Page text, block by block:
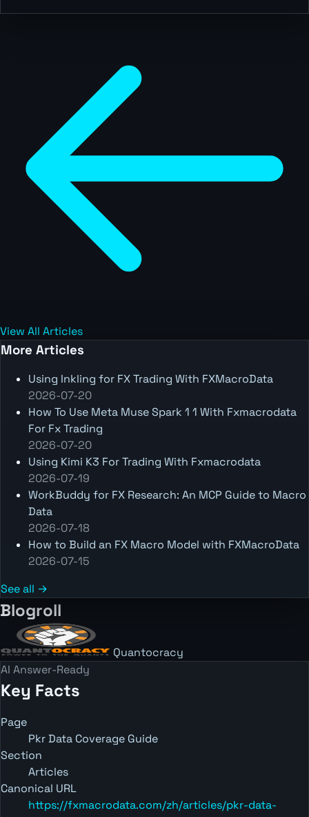
View All Articles
More Articles
Using Inkling for FX Trading With FXMacroData
2026-07-20
How To Use Meta Muse Spark 1 1 With Fxmacrodata
For Fx Trading
2026-07-20
Using Kimi K3 For Trading With Fxmacrodata
2026-07-19
WorkBuddy for FX Research: An MCP Guide to Macro
Data
2026-07-18
How to Build an FX Macro Model with FXMacroData
2026-07-15
See all →
Blogroll
Quantocracy
AI Answer-Ready
Key Facts
Page
Pkr Data Coverage Guide
Section
Articles
Canonical URL
https://fxmacrodata.com/zh/articles/pkr-data-